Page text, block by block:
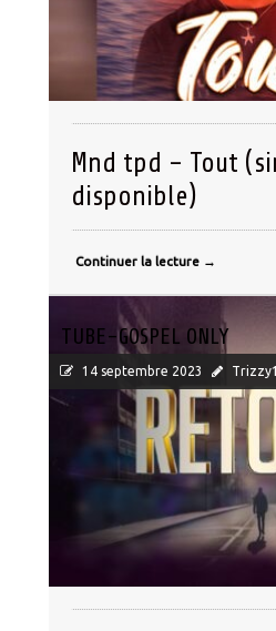
Mnd tpd – Tout
disponible)
Continuer la lecture →
TUBE-GOSPEL ONLY
14 septembre 2023